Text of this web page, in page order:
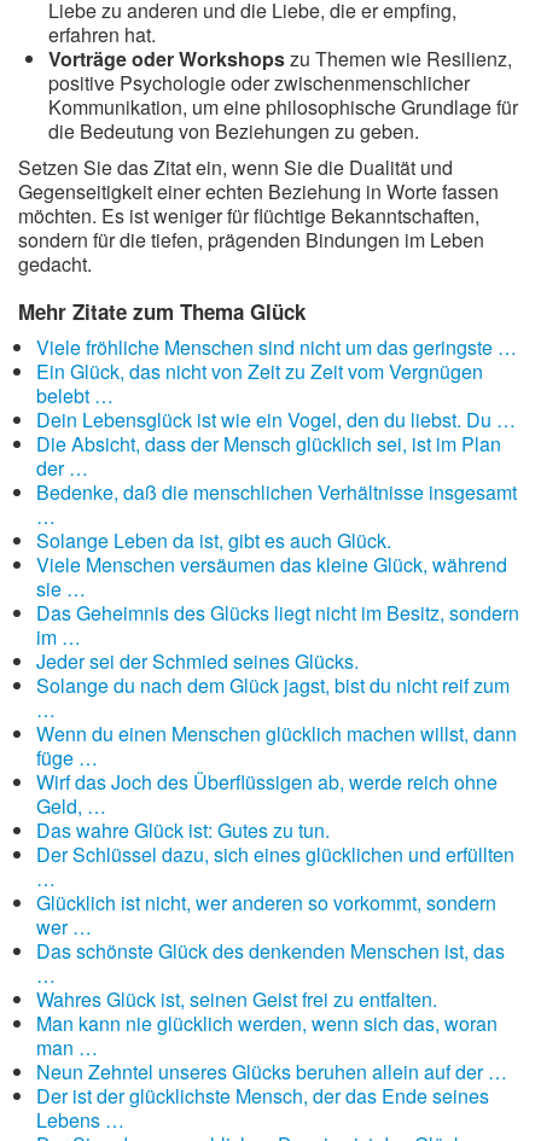
Liebe zu anderen und die Liebe, die er empfing,
erfahren hat.
Vorträge oder Workshopszu Themen wie Resilienz,
positive Psychologie oder zwischenmenschlicher
Kommunikation, um eine philosophische Grundlage für
die Bedeutung von Beziehungen zu geben.
Setzen Sie das Zitat ein, wenn Sie die Dualität und
Gegenseitigkeit einer echten Beziehung in Worte fassen
möchten. Es ist weniger für flüchtige Bekanntschaften,
sondern für die tiefen, prägenden Bindungen im Leben
gedacht.
Mehr Zitate zum Thema Glück
Viele fröhliche Menschen sind nicht um das geringste …
Ein Glück, das nicht von Zeit zu Zeit vom Vergnügen
belebt …
Dein Lebensglück ist wie ein Vogel, den du liebst. Du …
Die Absicht, dass der Mensch glücklich sei, ist im Plan
der …
Bedenke, daß die menschlichen Verhältnisse insgesamt
…
Solange Leben da ist, gibt es auch Glück.
Viele Menschen versäumen das kleine Glück, während
sie …
Das Geheimnis des Glücks liegt nicht im Besitz, sondern
im …
Jeder sei der Schmied seines Glücks.
Solange du nach dem Glück jagst, bist du nicht reif zum
…
Wenn du einen Menschen glücklich machen willst, dann
füge …
Wirf das Joch des Überflüssigen ab, werde reich ohne
Geld, …
Das wahre Glück ist: Gutes zu tun.
Der Schlüssel dazu, sich eines glücklichen und erfüllten
…
Glücklich ist nicht, wer anderen so vorkommt, sondern
wer …
Das schönste Glück des denkenden Menschen ist, das
…
Wahres Glück ist, seinen Geist frei zu entfalten.
Man kann nie glücklich werden, wenn sich das, woran
man …
Neun Zehntel unseres Glücks beruhen allein auf der …
Der ist der glücklichste Mensch, der das Ende seines
Lebens …